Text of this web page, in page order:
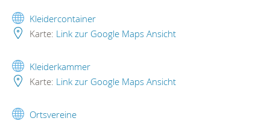
Kleidercontainer
Karte: Link zur Google Maps Ansicht
Kleiderkammer
Karte: Link zur Google Maps Ansicht
Ortsvereine